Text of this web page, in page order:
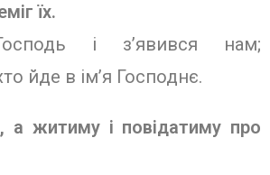
їх.
і з’явився нам;
йде в ім’я Господнє.
а житиму і повідатиму про